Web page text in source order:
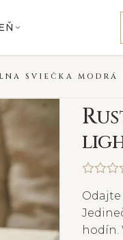
SVIEČKA MODRÁ
R
hodín.